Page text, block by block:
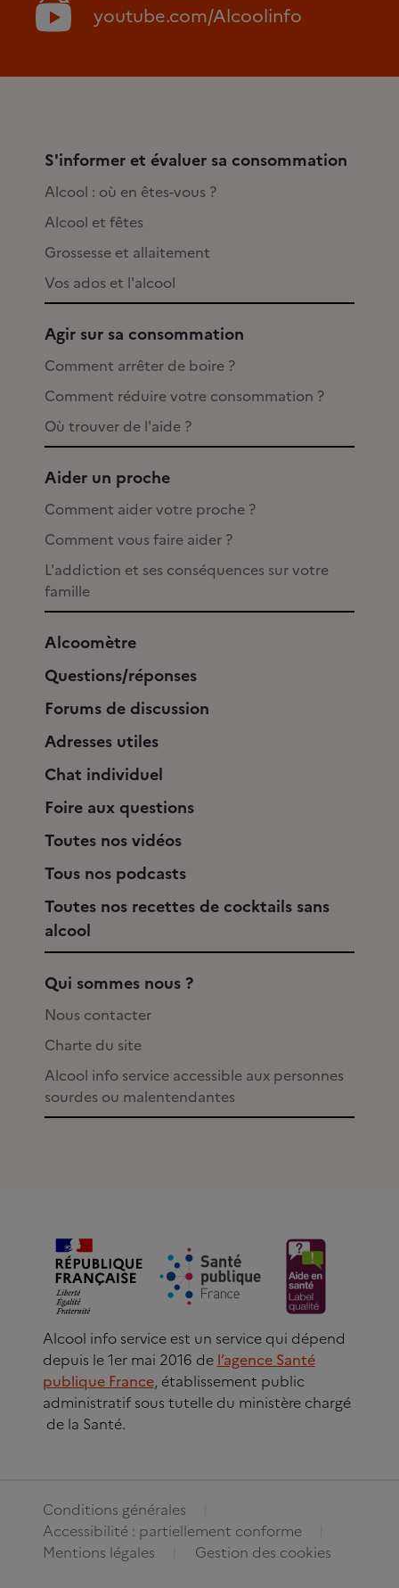
youtube.com/Alcoolinfo
S'informer et évaluer sa consommation
Alcool : où en êtes-vous ?
Alcool et fêtes
Grossesse et allaitement
Vos ados et l'alcool
Agir sur sa consommation
Comment arrêter de boire ?
Comment réduire votre consommation ?
Où trouver de l'aide ?
Aider un proche
Comment aider votre proche ?
Comment vous faire aider ?
L'addiction et ses conséquences sur votre
famille
Alcoomètre
Questions/réponses
Forums de discussion
Adresses utiles
Chat individuel
Foire aux questions
Toutes nos vidéos
Tous nos podcasts
Toutes nos recettes de cocktails sans
alcool
Qui sommes nous ?
Nous contacter
Charte du site
Alcool info service accessible aux personnes
sourdes ou malentendantes
Alcool info service est un service qui dépend
depuis le 1er mai 2016 de l’agence Santé
publique France, établissement public
administratif sous tutelle du ministère chargé
de la Santé.
Conditions générales
Accessibilité : partiellement conforme
Mentions légales
Gestion des cookies